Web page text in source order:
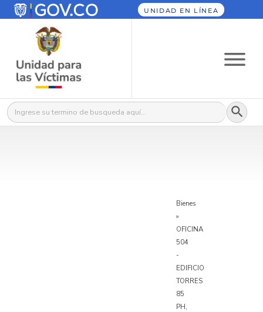
UNIDAD EN LÍNEA
Buscar: Botón
Bienes
»
OFICINA
504
-
EDIFICIO
TORRES
85
PH,